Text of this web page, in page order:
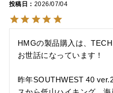
投稿日
2026/07/04
HMGの製品購入は、
お世話になっています！
昨年SOUTHWEST 40